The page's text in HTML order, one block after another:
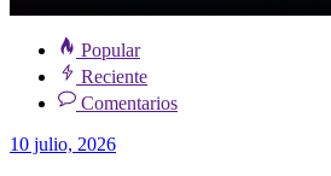
Popular
Reciente
Comentarios
10 julio, 2026